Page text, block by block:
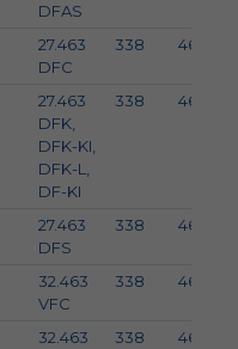
DFAS
27.463
DFC
338 460
27.463
DFK,
DFK-KI,
DFK-L,
DF-KI
338 460
27.463
DFS
338 460
32.463
VFC
338 460
32.463
338 460